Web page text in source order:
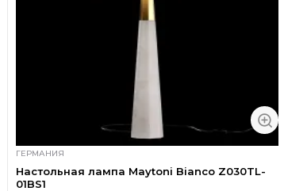
ГЕРМАНИЯ
Настольная лампа Maytoni Bianco Z030TL-
01BS1